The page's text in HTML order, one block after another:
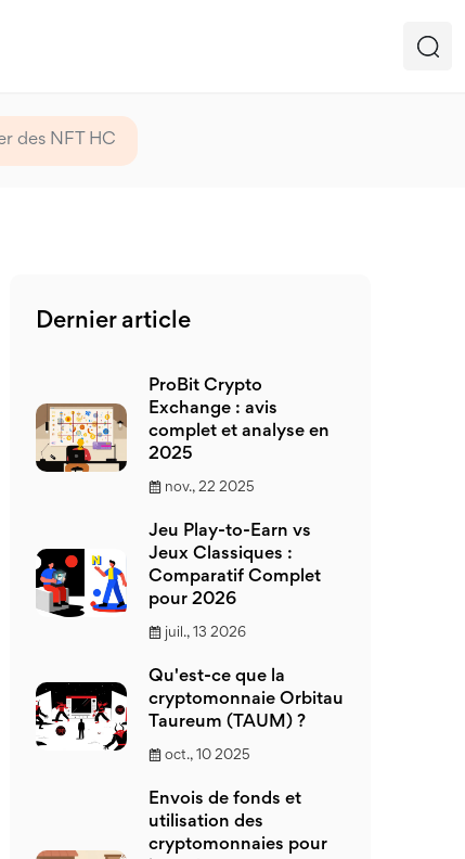
des NFT HC
Dernier article
ProBit Crypto
Exchange : avis
complet et analyse en
2025
nov., 22 2025
Jeu Play-to-Earn vs
Jeux Classiques :
Comparatif Complet
pour 2026
juil., 13 2026
Qu'est-ce que la
cryptomonnaie Orbitau
Taureum (TAUM) ?
oct., 10 2025
Envois de fonds et
utilisation des
cryptomonnaies pour